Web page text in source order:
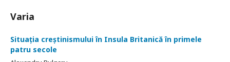
Varia
Situația creștinismului în Insula Britanică în primele
patru secole